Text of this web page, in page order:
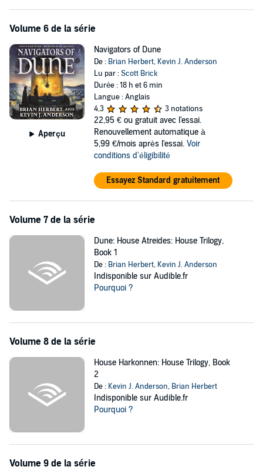
Volume 6 de la série
Aperçu
Navigators of Dune
De : Brian Herbert, Kevin J. Anderson
Lu par :Scott Brick
Durée : 18 h et 6 min
Langue : Anglais
4,3
3 notations
22,95 € ou gratuit avec l'essai.
Renouvellement automatique à
5,99 €/mois après l'essai. Voir
conditions d'éligibilité
Essayez Standard gratuitement
Volume 7 de la série
Dune: House Atreides: House Trilogy,
Book 1
De : Brian Herbert, Kevin J. Anderson
Indisponible sur Audible.fr
Pourquoi ?
Volume 8 de la série
House Harkonnen: House Trilogy, Book
2
De : Kevin J. Anderson, Brian Herbert
Indisponible sur Audible.fr
Pourquoi ?
Volume 9 de la série